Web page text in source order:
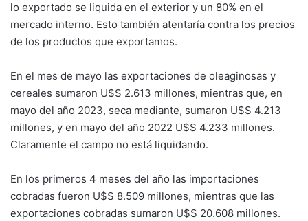
lo exportado se liquida en el exterior y un 80% en el
mercado interno. Esto también atentaría contra los precios
de los productos que exportamos.
En el mes de mayo las exportaciones de oleaginosas y
cereales sumaron U$S 2.613 millones, mientras que, en
mayo del año 2023, seca mediante, sumaron U$S 4.213
millones, y en mayo del año 2022 U$S 4.233 millones.
Claramente el campo no está liquidando.
En los primeros 4 meses del año las importaciones
cobradas fueron U$S 8.509 millones, mientras que las
exportaciones cobradas sumaron U$S 20.608 millones.